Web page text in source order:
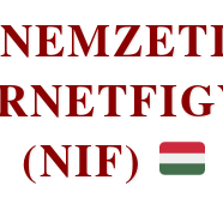
(NIF)